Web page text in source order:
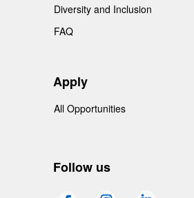
Diversity and Inclusion
FAQ
Apply
All Opportunities
Follow us